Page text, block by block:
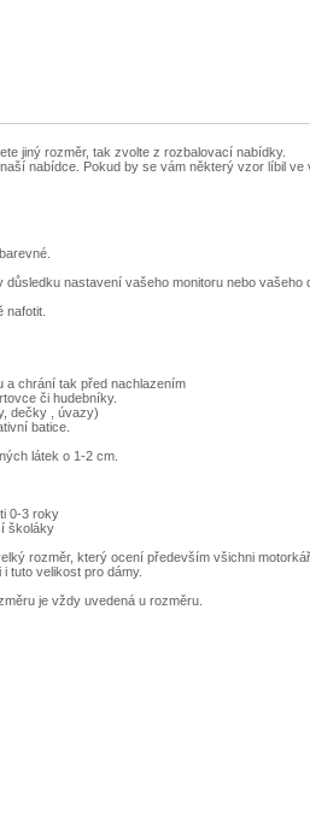
jiný rozměr, tak zvolte z rozbalovací nabídky.
nabídce. Pokud by se vám některý vzor líbil ve
nastavení vašeho monitoru nebo vašeho
nafotit.
a chrání tak před nachlazením
či hudebníky.
dečky , úvazy)
batice.
látek o 1-2 cm.
0-3 roky
školáky
rozměr, který ocení především všichni
tuto velikost pro dámy.
je vždy uvedená u rozměru.